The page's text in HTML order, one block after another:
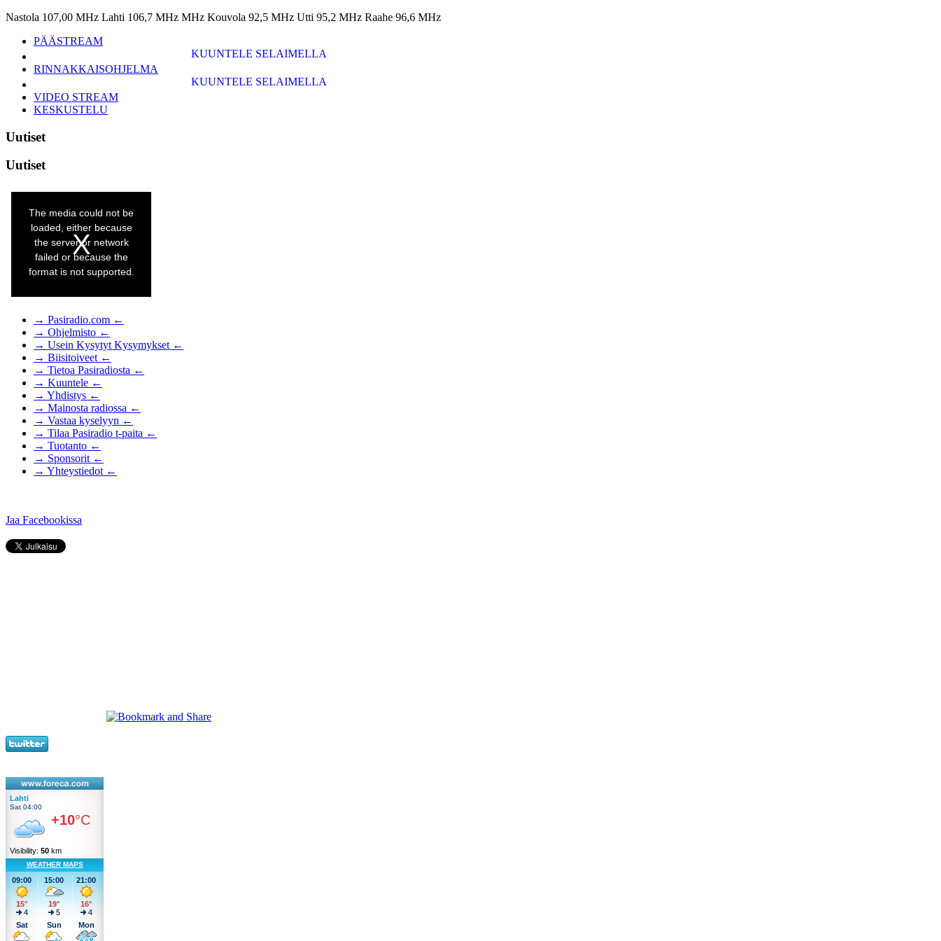
Nastola 107,00 MHz Lahti 106,7 MHz MHz Kouvola 92,5 MHz Utti 95,2 MHz Raahe 96,6 MHz
PÄÄSTREAM
KUUNTELE SELAIMELLA
RINNAKKAISOHJELMA
KUUNTELE SELAIMELLA
VIDEO STREAM
KESKUSTELU
Uutiset
Uutiset
→ Pasiradio.com ←
→ Ohjelmisto ←
→ Usein Kysytyt Kysymykset ←
→ Biisitoiveet ←
→ Tietoa Pasiradiosta ←
→ Kuuntele ←
→ Yhdistys ←
→ Mainosta radiossa ←
→ Vastaa kyselyyn ←
→ Tilaa Pasiradio t-paita ←
→ Tuotanto ←
→ Sponsorit ←
→ Yhteystiedot ←
Jaa Facebookissa